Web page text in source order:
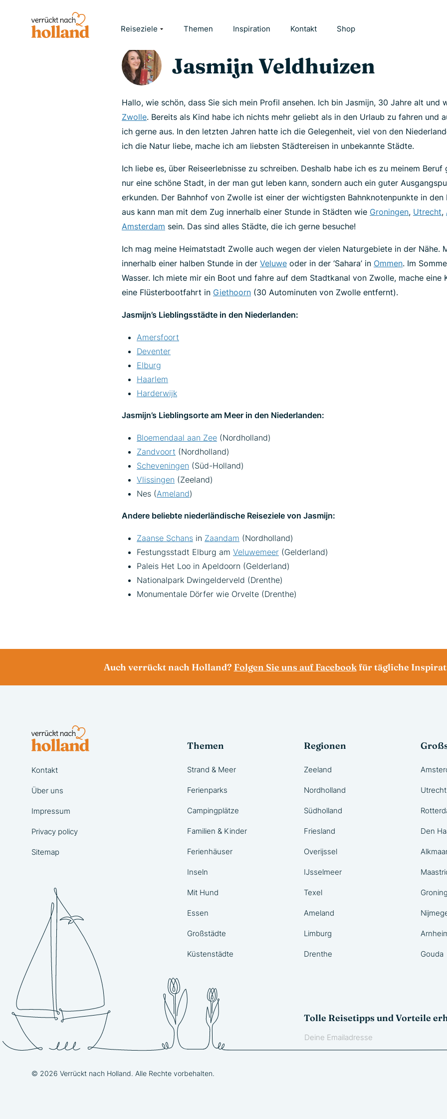
Reiseziele Themen Inspiration Kontakt Shop
HOME JASMIJN VELDHUIZEN
Jasmijn Veldhuizen
Hallo, wie schön, dass Sie sich mein Profil ansehen. Ich bin Jasmijn, 30 Jahre alt und
Zwolle. Bereits als Kind habe ich nichts mehr geliebt als in den Urlaub zu fahren und
ich gerne aus. In den letzten Jahren hatte ich die Gelegenheit, viel von den
ich die Natur liebe, mache ich am liebsten Städtereisen in unbekannte Städte.
Ich liebe es, über Reiseerlebnisse zu schreiben. Deshalb habe ich es zu meinem
nur eine schöne Stadt, in der man gut leben kann, sondern auch ein guter
erkunden. Der Bahnhof von Zwolle ist einer der wichtigsten Bahnknotenpunkte in den
aus kann man mit dem Zug innerhalb einer Stunde in Städten wie Groningen, Utrecht,
Amsterdam sein. Das sind alles Städte, die ich gerne besuche!
Ich mag meine Heimatstadt Zwolle auch wegen der vielen Naturgebiete in der Nähe.
innerhalb einer halben Stunde in der Veluwe oder in der ‘Sahara’ in Ommen. Im
Wasser. Ich miete mir ein Boot und fahre auf dem Stadtkanal von Zwolle, mache eine
eine Flüsterbootfahrt in Giethoorn (30 Autominuten von Zwolle entfernt).
Jasmijn’s Lieblingsstädte in den Niederlanden:
Amersfoort
Deventer
Elburg
Haarlem
Harderwijk
Jasmijn’s Lieblingsorte am Meer in den Niederlanden:
Bloemendaal aan Zee (Nordholland)
Zandvoort (Nordholland)
Scheveningen (Süd-Holland)
Vlissingen (Zeeland)
Nes (Ameland)
Andere beliebte niederländische Reiseziele von Jasmijn:
Zaanse Schans in Zaandam (Nordholland)
Festungsstadt Elburg am Veluwemeer (Gelderland)
Paleis Het Loo in Apeldoorn (Gelderland)
Nationalpark Dwingelderveld (Drenthe)
Monumentale Dörfer wie Orvelte (Drenthe)
Auch verrückt nach Holland? Folgen Sie uns auf Facebookfür tägliche
Kontakt
Über uns
Impressum
Privacy policy
Sitemap
Tolle Reisetipps und Vorteile
Themen
Strand & Meer
Ferienparks
Campingplätze
Familien & Kinder
Ferienhäuser
Inseln
Mit Hund
Essen
Großstädte
Küstenstädte
Regionen
Zeeland
Nordholland
Südholland
Friesland
Overijssel
IJsselmeer
Texel
Ameland
Limburg
Drenthe
Utrecht
Den
Gouda
© 2026 Verrückt nach Holland. Alle Rechte vorbehalten.